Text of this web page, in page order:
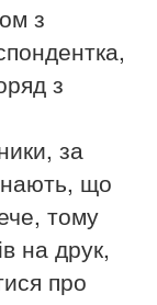
з
з
за
що
тому
на друк,
про